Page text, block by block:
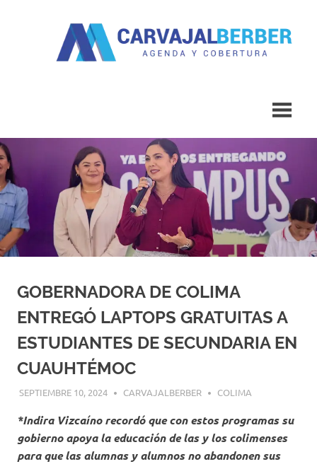
GOBERNADORA DE COLIMA
ENTREGÓ LAPTOPS GRATUITAS A
ESTUDIANTES DE SECUNDARIA EN
CUAUHTÉMOC
SEPTIEMBRE 10, 2024 CARVAJALBERBER COLIMA
*Indira Vizcaíno recordó que con estos programas su
gobierno apoya la educación de las y los colimenses
para que las alumnas y alumnos no abandonen sus